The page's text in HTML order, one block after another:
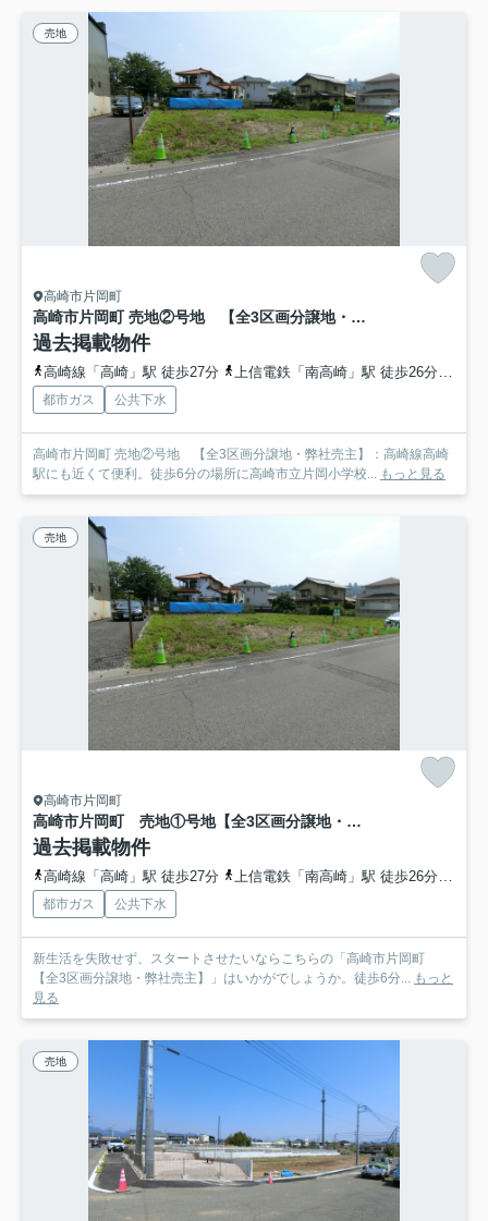
売地
高崎市片岡町
高崎市片岡町 売地②号地 【全3区画分譲地・弊社売主】
過去掲載物件
高崎線「高崎」駅 徒歩27分 上信電鉄「南高崎」駅 徒歩26分
都市ガス 公共下水
高崎市片岡町 売地②号地 【全3区画分譲地・弊社売主】：高崎線高崎
駅にも近くて便利。徒歩6分の場所に高崎市立片岡小学校...
もっと見る
売地
高崎市片岡町
高崎市片岡町 売地①号地【全3区画分譲地・弊社売主】
過去掲載物件
高崎線「高崎」駅 徒歩27分 上信電鉄「南高崎」駅 徒歩26分
都市ガス 公共下水
新生活を失敗せず、スタートさせたいならこちらの「高崎市片岡町
【全3区画分譲地・弊社売主】」はいかがでしょうか。徒歩6分...
もっと
見る
売地